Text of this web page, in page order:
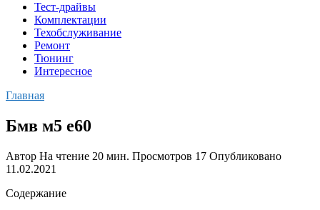
Тест-драйвы
Комплектации
Техобслуживание
Ремонт
Тюнинг
Интересное
Главная
Бмв м5 е60
Автор На чтение 20 мин. Просмотров 17 Опубликовано
11.02.2021
Содержание